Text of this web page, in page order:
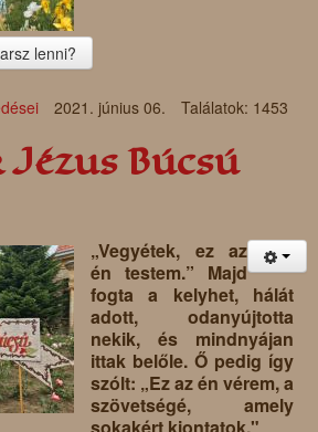
lenni?
2021. június 06. Találatok: 1453
Búcsú
„Vegyétek, ez az
én testem.” Majd
fogta a kelyhet, hálát
adott, odanyújtotta
nekik, és mindnyájan
ittak belőle. Ő pedig így
szólt: „Ez az én vérem, a
szövetségé, amely